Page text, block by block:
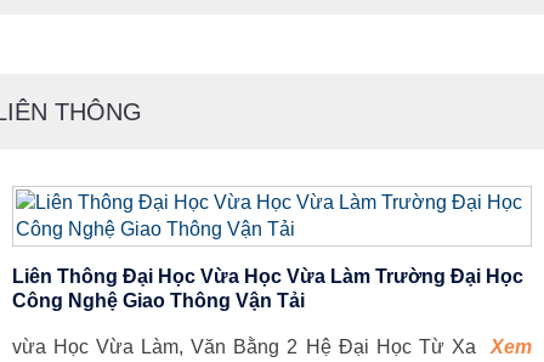
THÔNG
Liên Thông Đại Học Vừa Học Vừa Làm Trường Đại Học
Công Nghệ Giao Thông Vận Tải
vừa Học Vừa Làm, Văn Bằng 2 Hệ Đại Học Từ Xa
Xem